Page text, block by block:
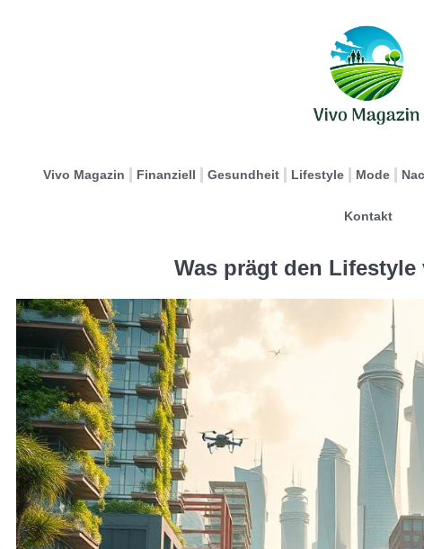
Vivo Magazin Finanziell Gesundheit Lifestyle Mode
Kontakt
Was prägt den